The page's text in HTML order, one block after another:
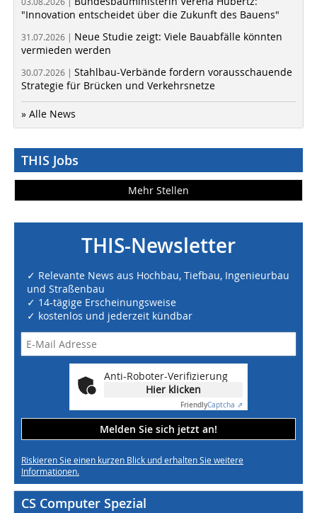
"Innovation entscheidet über die Zukunft des Bauens"
31.07.2026 | Neue Studie zeigt: Viele Bauabfälle könnten
vermieden werden
30.07.2026 | Stahlbau-Verbände fordern vorausschauende
Strategie für Brücken und Verkehrsnetze
» Alle News
THIS Jobs
Mehr Stellen
THIS-Newsletter
✓ Relevante News aus Hochbau, Tiefbau, Ingenieurbau
und Straßenbau
✓ 14-tägige Erscheinungsweise
✓ kostenlos und jederzeit kündbar
Anti-Roboter-Verifizierung
Hier klicken
FriendlyCaptcha ⇗
Melden Sie sich jetzt an!
Riskieren Sie einen kurzen Blick und erhalten Sie weitere
Informationen.
CS Computer Spezial